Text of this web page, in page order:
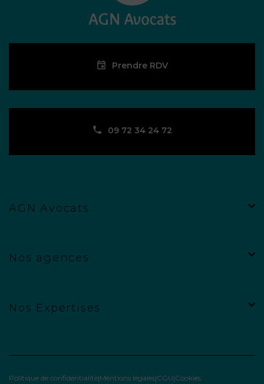
Prendre RDV
09 72 34 24 72
AGN Avocats
Nos agences
Nos Expertises
Politique de confidentialité Mentions légales CGU Cookies